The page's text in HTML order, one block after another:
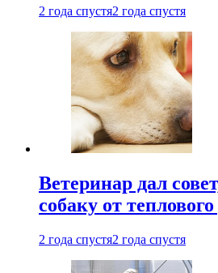
2 года спустя2 года спустя
Ветеринар дал
собаку от теплового
2 года спустя2 года спустя